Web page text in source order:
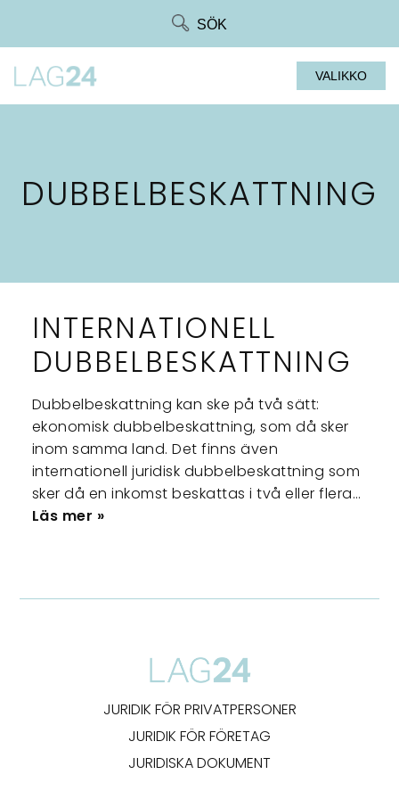
SÖK
VALIKKO
DUBBELBESKATTNING
INTERNATIONELL
DUBBELBESKATTNING
Dubbelbeskattning kan ske på två sätt:
ekonomisk dubbelbeskattning, som då sker
inom samma land. Det finns även
internationell juridisk dubbelbeskattning som
sker då en inkomst beskattas i två eller flera…
Läs mer »
JURIDIK FÖR PRIVATPERSONER
JURIDIK FÖR FÖRETAG
JURIDISKA DOKUMENT